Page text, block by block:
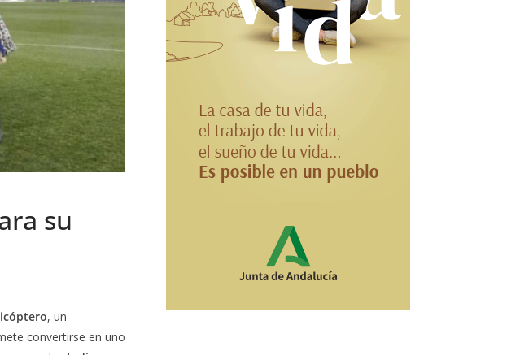
su
, un
convertirse en uno